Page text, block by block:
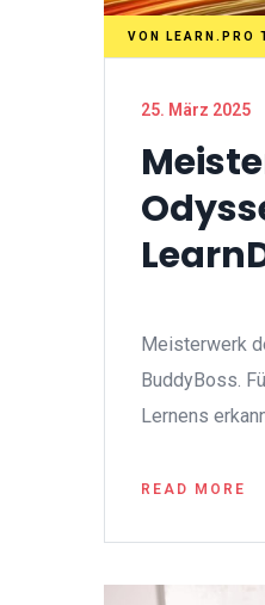
VON LEARN.PRO
25. März 2025
Meisterwerk
BuddyBoss.
Lernens
READ MORE